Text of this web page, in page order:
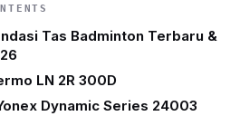
Tas Badminton Terbaru &
LN 2R 300D
Dynamic Series 24003